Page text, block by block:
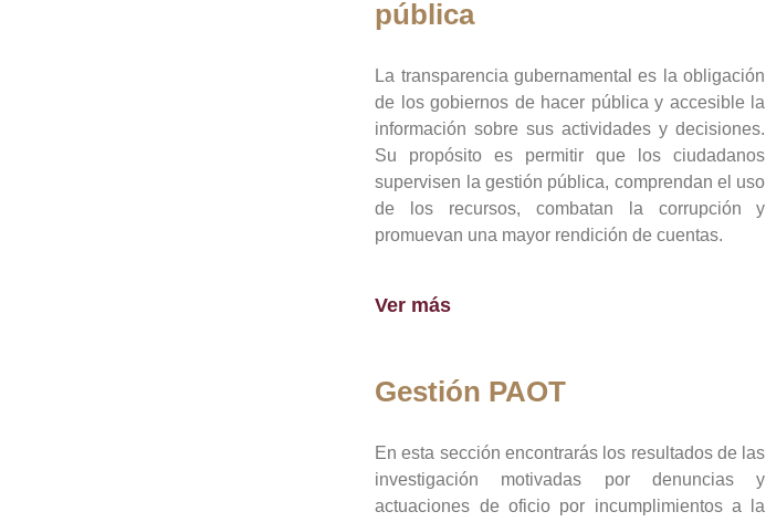
pública
La transparencia gubernamental es la obligación
de los gobiernos de hacer pública y accesible la
información sobre sus actividades y decisiones.
Su propósito es permitir que los ciudadanos
supervisen la gestión pública, comprendan el uso
de los recursos, combatan la corrupción y
promuevan una mayor rendición de cuentas.
Ver más
Gestión PAOT
En esta sección encontrarás los resultados de las
investigación motivadas por denuncias y
actuaciones de oficio por incumplimientos a la